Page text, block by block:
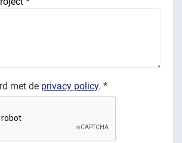
met de privacy policy. *